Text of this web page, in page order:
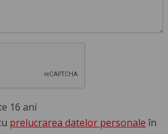
16 ani
prelucrarea datelor personale în